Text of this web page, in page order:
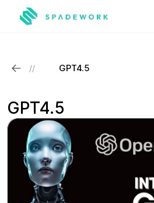
// GPT4.5
GPT4.5